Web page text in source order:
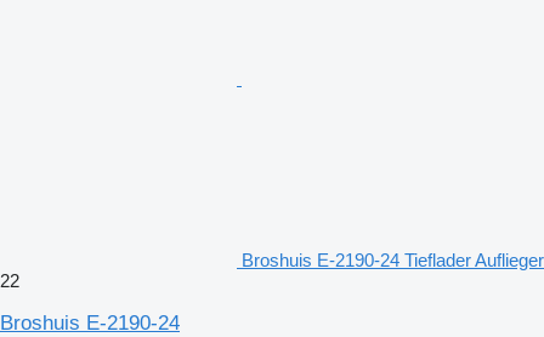
Broshuis E-2190-24 Tieflader Auflieger
22
Broshuis E-2190-24